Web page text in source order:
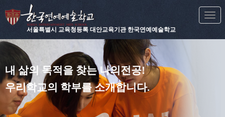
서울특별시 교육청등록 대안교육기관 한국연예예술학교
내 삶의 목적을 찾는 나의전공!
우리학교의 학부를 소개합니다.